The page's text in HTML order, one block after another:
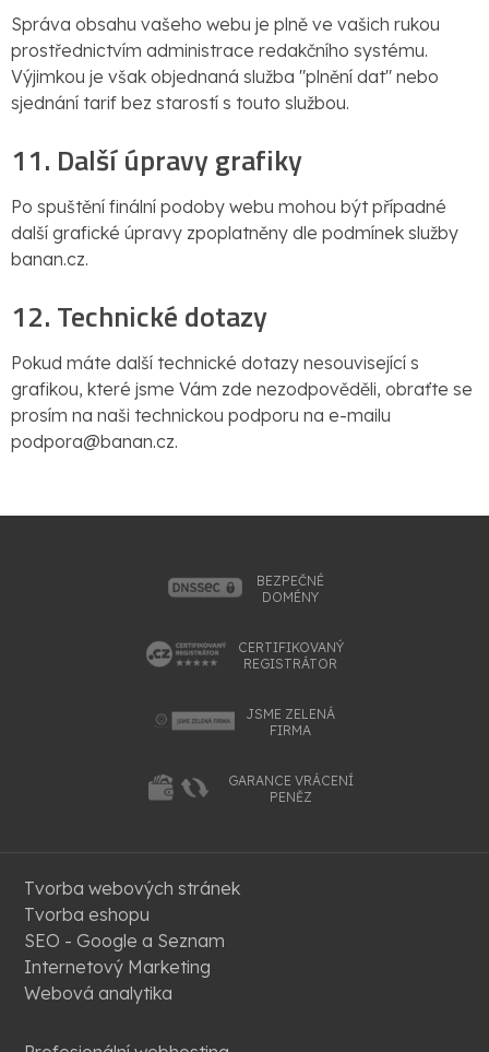
Správa obsahu vašeho webu je plně ve vašich rukou
prostřednictvím administrace redakčního systému.
Výjimkou je však objednaná služba "plnění dat" nebo
sjednání tarif bez starostí s touto službou.
11. Další úpravy grafiky
Po spuštění finální podoby webu mohou být případné
další grafické úpravy zpoplatněny dle podmínek služby
banan.cz.
12. Technické dotazy
Pokud máte další technické dotazy nesouvisející s
grafikou, které jsme Vám zde nezodpověděli, obraťte se
prosím na naši technickou podporu na e-mailu
podpora@banan.cz.
BEZPEČNÉ
DOMÉNY
CERTIFIKOVANÝ
REGISTRÁTOR
JSME ZELENÁ
FIRMA
GARANCE VRÁCENÍ
PENĚZ
Tvorba webových stránek
Tvorba eshopu
SEO - Google a Seznam
Internetový Marketing
Webová analytika